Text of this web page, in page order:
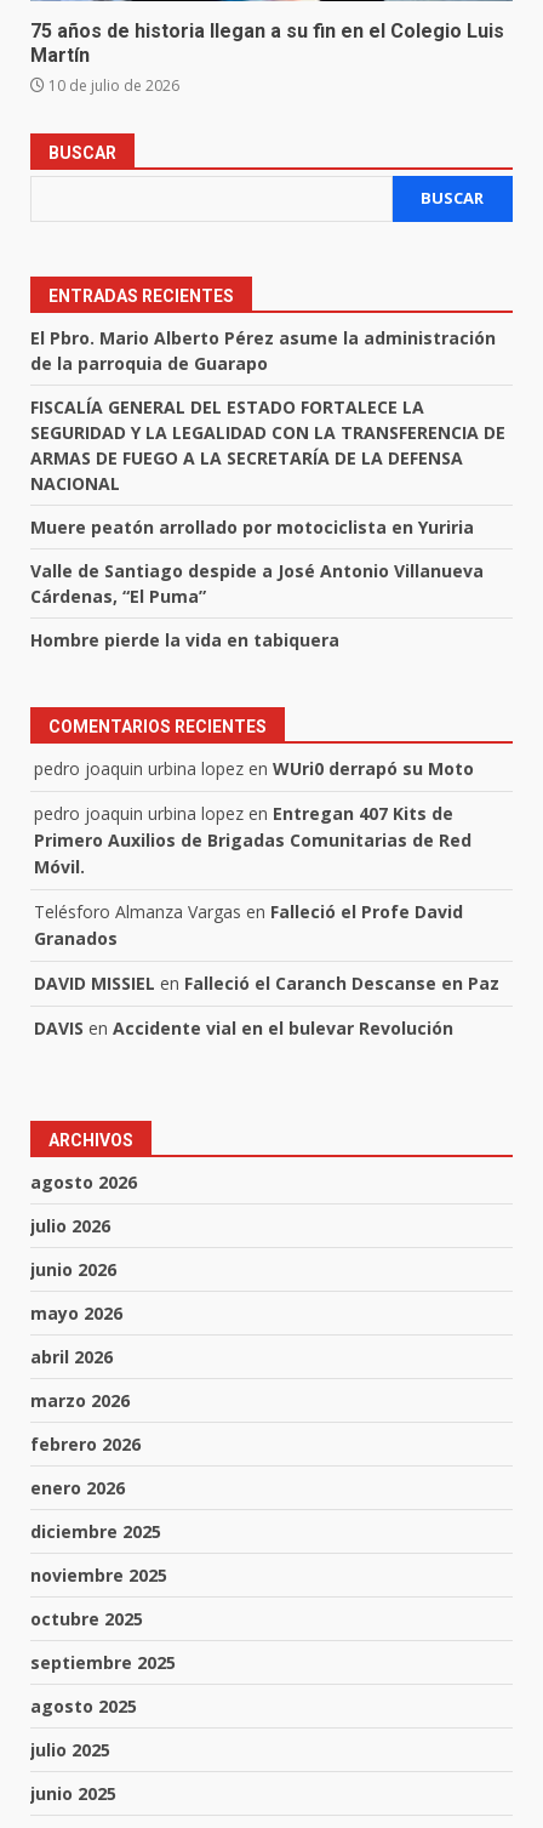
75 años de historia llegan a su fin en el Colegio Luis
Martín
10 de julio de 2026
BUSCAR
BUSCAR
ENTRADAS RECIENTES
El Pbro. Mario Alberto Pérez asume la administración
de la parroquia de Guarapo
FISCALÍA GENERAL DEL ESTADO FORTALECE LA
SEGURIDAD Y LA LEGALIDAD CON LA TRANSFERENCIA DE
ARMAS DE FUEGO A LA SECRETARÍA DE LA DEFENSA
NACIONAL
Muere peatón arrollado por motociclista en Yuriria
Valle de Santiago despide a José Antonio Villanueva
Cárdenas, “El Puma”
Hombre pierde la vida en tabiquera
COMENTARIOS RECIENTES
pedro joaquin urbina lopez en WUri0 derrapó su Moto
pedro joaquin urbina lopez en Entregan 407 Kits de
Primero Auxilios de Brigadas Comunitarias de Red
Móvil.
Telésforo Almanza Vargas en Falleció el Profe David
Granados
DAVID MISSIEL en Falleció el Caranch Descanse en Paz
DAVIS en Accidente vial en el bulevar Revolución
ARCHIVOS
agosto 2026
julio 2026
junio 2026
mayo 2026
abril 2026
marzo 2026
febrero 2026
enero 2026
diciembre 2025
noviembre 2025
octubre 2025
septiembre 2025
agosto 2025
julio 2025
junio 2025